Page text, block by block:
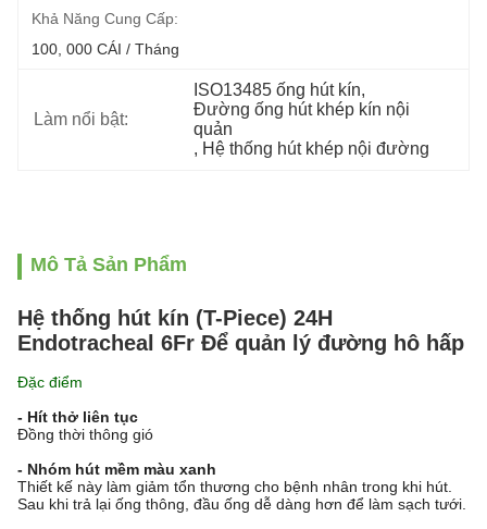
Khả Năng Cung Cấp:
100, 000 CÁI / Tháng
Làm nổi bật:
ISO13485 ống hút kín,
Đường ống hút khép kín nội
quản
, Hệ thống hút khép nội đường
Mô Tả Sản Phẩm
Hệ thống hút kín (T-Piece) 24H
Endotracheal 6Fr Để quản lý đường hô hấp
Đặc điểm
- Hít thở liên tục
Đồng thời thông gió
- Nhóm hút mềm màu xanh
Thiết kế này làm giảm tổn thương cho bệnh nhân trong khi hút.
Sau khi trả lại ống thông, đầu ống dễ dàng hơn để làm sạch tưới.